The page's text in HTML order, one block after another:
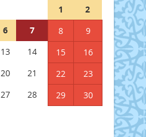
1
2
6 7 8
9
13 14 15
16
20 21 22
23
27 28 29
30